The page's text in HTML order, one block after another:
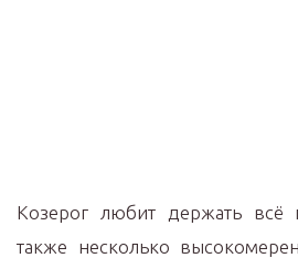
Козерог любит держать
также несколько